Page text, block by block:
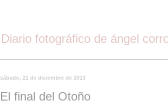
Diario fotográfico de ángel
sábado, 21 de diciembre de 2013
El final del Otoño